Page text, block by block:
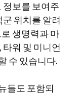
정보를 보여주
위치를 알려
생명력과 마
워 및 미니언
수 있습니다.
들도 포함되